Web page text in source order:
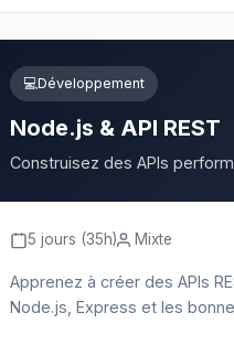
💻Développement
Node.js & API REST
Construisez des APIs
5 jours (35h) Mixte
Apprenez à créer des APIs
Node.js, Express et les